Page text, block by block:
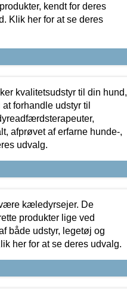
kendt for deres
Klik her for at se deres
kvalitetsudstyr til din hund,
forhandle udstyr til
afprøvet af erfarne hunde-,
udvalg.
kæledyrsejer. De
produkter lige ved
både udstyr, legetøj og
her for at se deres udvalg.